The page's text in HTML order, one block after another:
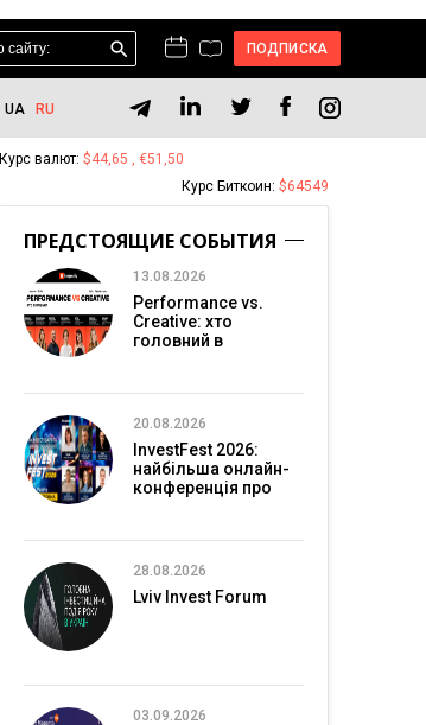
ПОДПИСКА
UA RU
Курс валют: $44,65 , €51,50
Курс Биткоин: $64549
ПРЕДСТОЯЩИЕ СОБЫТИЯ
13.08.2026
Performance vs.
Creative: хто
головний в
20.08.2026
InvestFest 2026:
найбільша онлайн-
конференція про
28.08.2026
Lviv Invest Forum
03.09.2026